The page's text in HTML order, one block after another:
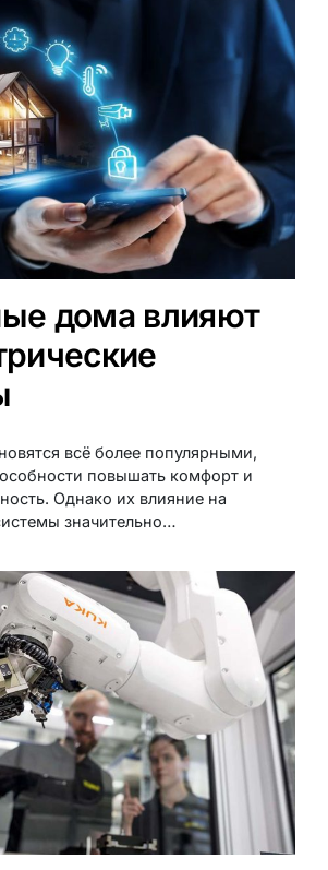
дома влияют
всё более популярными,
повышать комфорт и
Однако их влияние на
значительно…